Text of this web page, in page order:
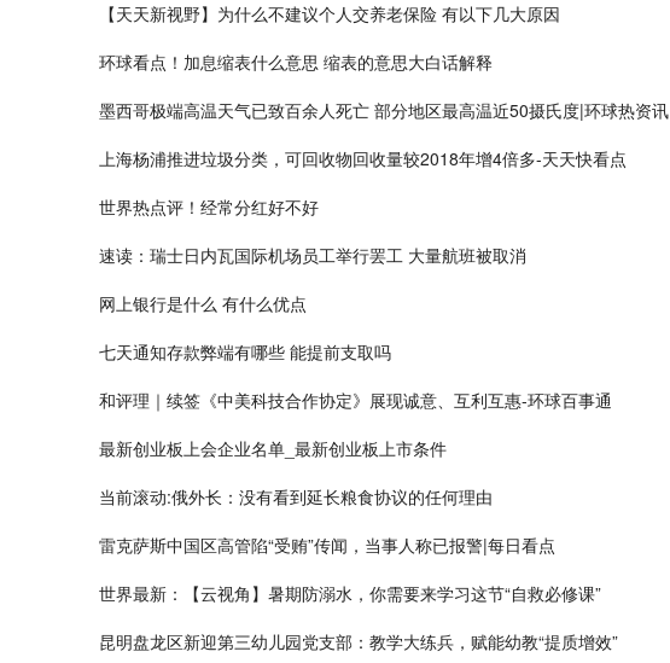
【天天新视野】为什么不建议个人交养老保险 有以下几大原因
环球看点！加息缩表什么意思 缩表的意思大白话解释
墨西哥极端高温天气已致百余人死亡 部分地区最高温近50摄氏度|环球热资讯
上海杨浦推进垃圾分类，可回收物回收量较2018年增4倍多-天天快看点
世界热点评！经常分红好不好
速读：瑞士日内瓦国际机场员工举行罢工 大量航班被取消
网上银行是什么 有什么优点
七天通知存款弊端有哪些 能提前支取吗
和评理｜续签《中美科技合作协定》展现诚意、互利互惠-环球百事通
最新创业板上会企业名单_最新创业板上市条件
当前滚动:俄外长：没有看到延长粮食协议的任何理由
雷克萨斯中国区高管陷“受贿”传闻，当事人称已报警|每日看点
世界最新：【云视角】暑期防溺水，你需要来学习这节“自救必修课”
昆明盘龙区新迎第三幼儿园党支部：教学大练兵，赋能幼教“提质增效”